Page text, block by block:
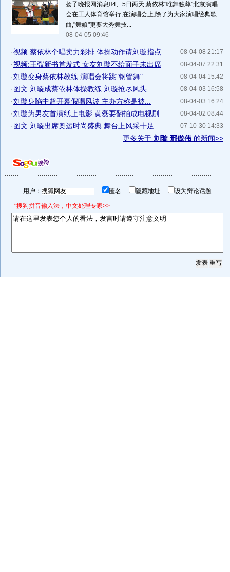
扬子晚报网消息4、5日两天,蔡依林"唯舞独尊"北京演唱
会在工人体育馆举行,在演唱会上,除了为大家演唱经典歌
曲,"舞娘"更要大秀舞技...
08-04-05 09:46
08-04-08 21:17
·视频:蔡依林个唱卖力彩排 体操动作请刘璇指点
08-04-07 22:31
·视频:王弢新书首发式 女友刘璇不给面子未出席
08-04-04 15:42
·刘璇变身蔡依林教练 演唱会将跳"钢管舞"
08-04-03 16:58
·图文:刘璇成蔡依林体操教练 刘璇抢尽风头
08-04-03 16:24
·刘璇身陷中超开幕假唱风波 主办方称是被...
08-04-02 08:44
·刘璇为男友首演纸上电影 黄磊要翻拍成电视剧
07-10-30 14:33
·图文:刘璇出席奥运时尚盛典 舞台上风采十足
更多关于 刘璇 邢傲伟 的新闻>>
用户： 匿名 隐藏地址 设为辩论话题
*搜狗拼音输入法，中文处理专家>>